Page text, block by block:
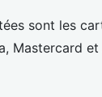
sont les
Mastercard